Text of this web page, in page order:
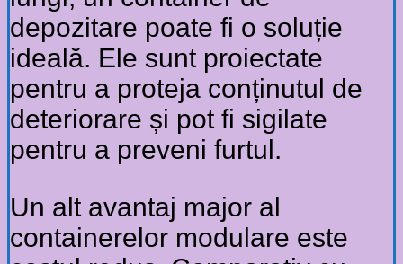
depozitare poate fi o soluție
ideală. Ele sunt proiectate
pentru a proteja conținutul de
deteriorare și pot fi sigilate
pentru a preveni furtul.
Un alt avantaj major al
containerelor modulare este